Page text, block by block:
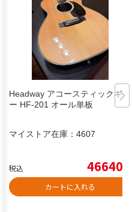
Headway アコースティックギタ
ー HF-201 オール単板
マイストア在庫： 4607
税込 46640
カートに入れる